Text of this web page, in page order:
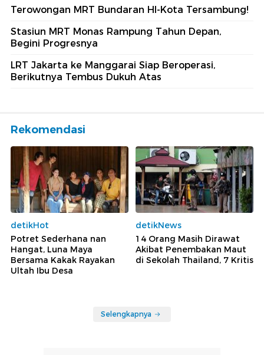
Terowongan MRT Bundaran HI-Kota Tersambung!
Stasiun MRT Monas Rampung Tahun Depan,
Begini Progresnya
LRT Jakarta ke Manggarai Siap Beroperasi,
Berikutnya Tembus Dukuh Atas
Rekomendasi
detikHot
Potret Sederhana nan
Hangat, Luna Maya
Bersama Kakak Rayakan
Ultah Ibu Desa
detikNews
14 Orang Masih Dirawat
Akibat Penembakan Maut
di Sekolah Thailand, 7 Kritis
Selengkapnya